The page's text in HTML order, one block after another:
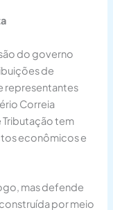
do governo
de
representantes
Correia
Tributação tem
econômicos e
mas defende
por meio